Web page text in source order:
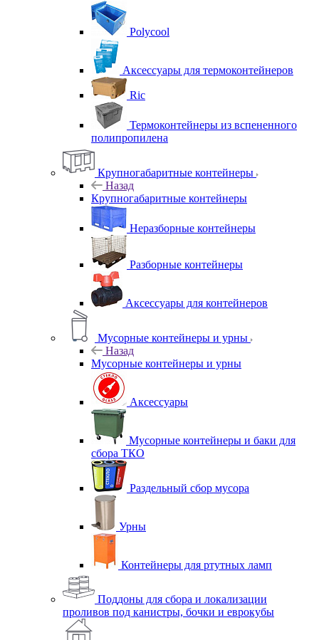
Polycool
Аксессуары для термоконтейнеров
Ric
Термоконтейнеры из вспененного
полипропилена
Крупногабаритные контейнеры
Назад
Крупногабаритные контейнеры
Неразборные контейнеры
Разборные контейнеры
Аксессуары для контейнеров
Мусорные контейнеры и урны
Назад
Мусорные контейнеры и урны
Аксессуары
Мусорные контейнеры и баки для
сбора ТКО
Раздельный сбор мусора
Урны
Контейнеры для ртутных ламп
Поддоны для сбора и локализации
проливов под канистры, бочки и еврокубы